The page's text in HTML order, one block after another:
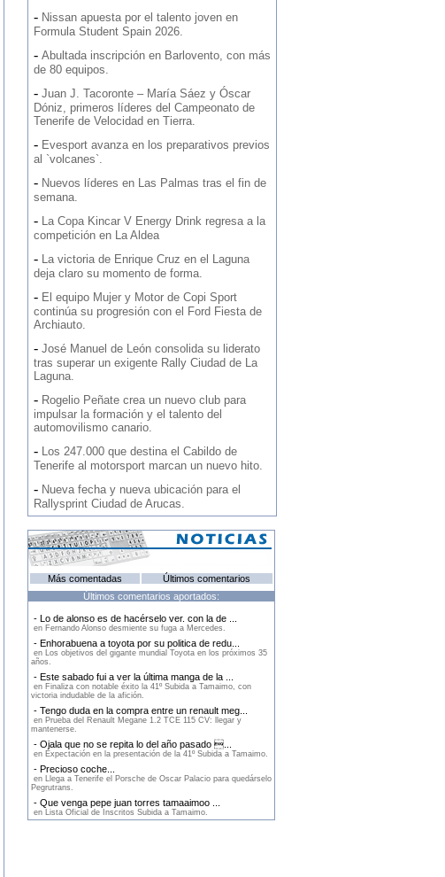
- Nissan apuesta por el talento joven en
Formula Student Spain 2026.
- Abultada inscripción en Barlovento, con más
de 80 equipos.
- Juan J. Tacoronte – María Sáez y Óscar
Dóniz, primeros líderes del Campeonato de
Tenerife de Velocidad en Tierra.
- Evesport avanza en los preparativos previos
al `volcanes`.
- Nuevos líderes en Las Palmas tras el fin de
semana.
- La Copa Kincar V Energy Drink regresa a la
competición en La Aldea
- La victoria de Enrique Cruz en el Laguna
deja claro su momento de forma.
- El equipo Mujer y Motor de Copi Sport
continúa su progresión con el Ford Fiesta de
Archiauto.
- José Manuel de León consolida su liderato
tras superar un exigente Rally Ciudad de La
Laguna.
- Rogelio Peñate crea un nuevo club para
impulsar la formación y el talento del
automovilismo canario.
- Los 247.000 que destina el Cabildo de
Tenerife al motorsport marcan un nuevo hito.
- Nueva fecha y nueva ubicación para el
Rallysprint Ciudad de Arucas.
Más comentadas
Últimos comentarios
Últimos comentarios aportados:
- Lo de alonso es de hacérselo ver. con la de ...
en Fernando Alonso desmiente su fuga a Mercedes.
- Enhorabuena a toyota por su politica de redu...
en Los objetivos del gigante mundial Toyota en los próximos 35
años.
- Este sabado fui a ver la última manga de la ...
en Finaliza con notable éxito la 41º Subida a Tamaimo, con
victoria indudable de la afición.
- Tengo duda en la compra entre un renault meg...
en Prueba del Renault Megane 1.2 TCE 115 CV: llegar y
mantenerse.
- Ojala que no se repita lo del año pasado ...
en Expectación en la presentación de la 41º Subida a Tamaimo.
- Precioso coche...
en Llega a Tenerife el Porsche de Oscar Palacio para quedárselo
Pegrutrans.
- Que venga pepe juan torres tamaaimoo ...
en Lista Oficial de Inscritos Subida a Tamaimo.